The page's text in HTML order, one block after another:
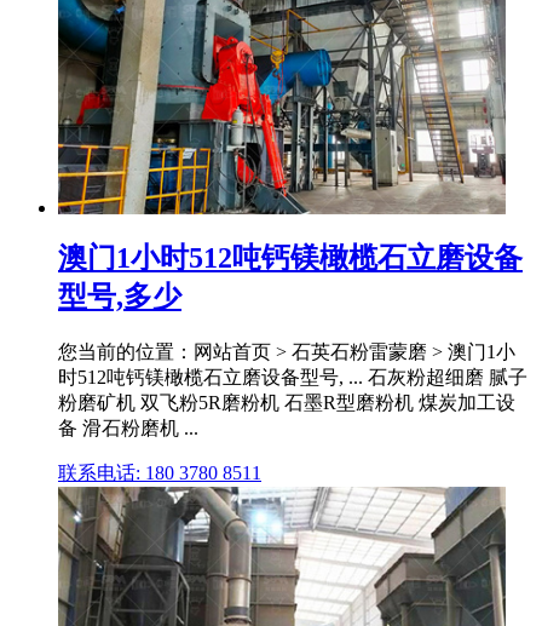
澳门1小时512吨钙镁橄榄石立磨设备
型号,多少
您当前的位置：网站首页 > 石英石粉雷蒙磨 > 澳门1小
时512吨钙镁橄榄石立磨设备型号, ... 石灰粉超细磨 腻子
粉磨矿机 双飞粉5R磨粉机 石墨R型磨粉机 煤炭加工设
备 滑石粉磨机 ...
联系电话: 180 3780 8511